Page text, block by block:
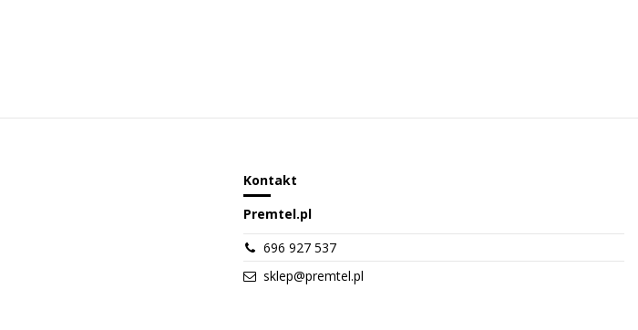
Kontakt
Premtel.pl
696 927 537
sklep@premtel.pl